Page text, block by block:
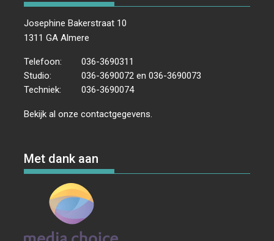
o
k
e
s
t
I
n
p
Josephine Bakerstraat 10
1311 GA Almere
Telefoon:
036-3690311
Studio:
036-3690072 en 036-3690073
Techniek:
036-3690074
Bekijk al onzecontactgegevens.
Met dank aan